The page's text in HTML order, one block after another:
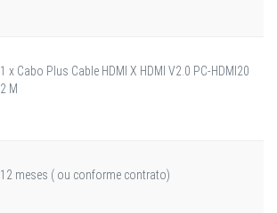
1 x Cabo Plus Cable HDMI X HDMI V2.0 PC-HDMI20
2 M
12 meses ( ou conforme contrato)